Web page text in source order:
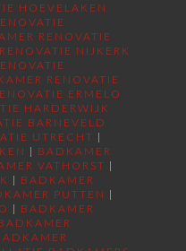
HOEVELAKEN
RENOVATIE
NIJKERK
RENOVATIE
ERMELO
HARDERWIJK
BARNEVELD
UTRECHT |
| BADKAMER
VATHORST |
| BADKAMER
PUTTEN |
| BADKAMER